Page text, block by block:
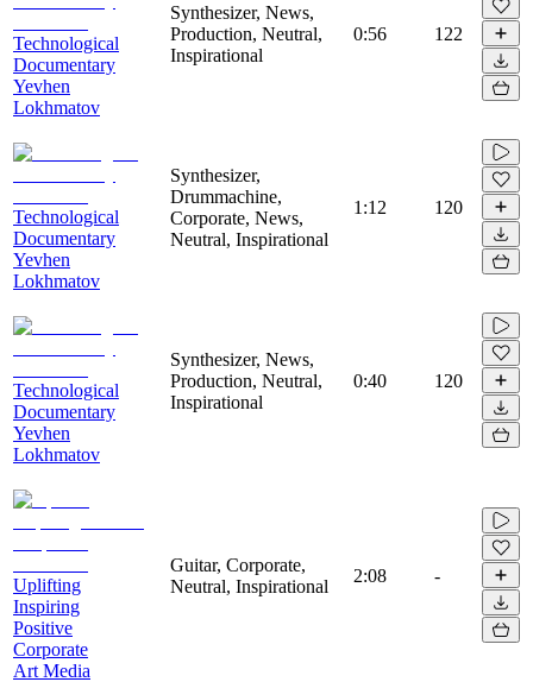
Technological
Documentary
Yevhen
Lokhmatov
Synthesizer, News,
Production, Neutral,
Inspirational
0:56 122
Technological
Documentary
Yevhen
Lokhmatov
Synthesizer,
Drummachine,
Corporate, News,
Neutral, Inspirational
1:12 120
Technological
Documentary
Yevhen
Lokhmatov
Synthesizer, News,
Production, Neutral,
Inspirational
0:40 120
Uplifting
Inspiring
Positive
Corporate
Art Media
Guitar, Corporate,
Neutral, Inspirational
2:08 -